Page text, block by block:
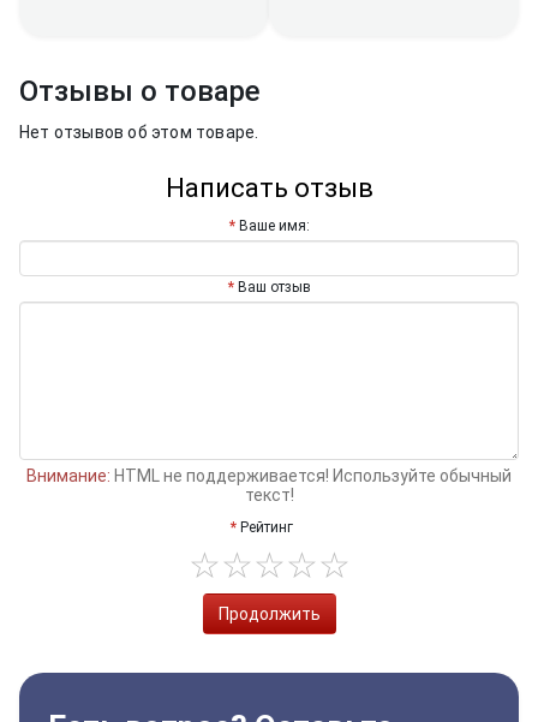
Отзывы о товаре
Нет отзывов об этом товаре.
Написать отзыв
Ваше имя:
Ваш отзыв
Внимание: HTML не поддерживается! Используйте обычный
текст!
Рейтинг
Продолжить